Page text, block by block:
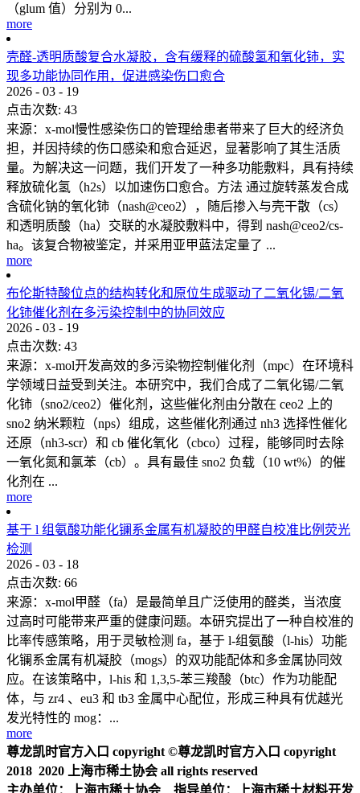
（glum 值）分别为 0...
more
壳醛-透明质酸复合水凝胶，含有缓释的硫酸氢和氧化铈，实
现多功能协同作用，促进感染伤口愈合
2026 - 03 - 19
点击次数: 43
来源：x-mol慢性感染伤口的管理给患者带来了巨大的经济负
担，并因持续的伤口感染和愈合延迟，显著影响了其生活质
量。为解决这一问题，我们开发了一种多功能敷料，具有持续
释放硫化氢（h2s）以加速伤口愈合。方法 通过旋转蒸发合成
含硫化钠的氧化铈（nash@ceo2），随后掺入与壳干散（cs）
和透明质酸（ha）交联的水凝胶敷料中，得到 nash@ceo2/cs-
ha。该复合物被鉴定，并采用亚甲蓝法定量了 ...
more
布伦斯特酸位点的结构转化和原位生成驱动了二氧化锡/二氧
化铈催化剂在多污染控制中的协同效应
2026 - 03 - 19
点击次数: 43
来源：x-mol开发高效的多污染物控制催化剂（mpc）在环境科
学领域日益受到关注。本研究中，我们合成了二氧化锡/二氧
化铈（sno2/ceo2）催化剂，这些催化剂由分散在 ceo2 上的
sno2 纳米颗粒（nps）组成，这些催化剂通过 nh3 选择性催化
还原（nh3-scr）和 cb 催化氧化（cbco）过程，能够同时去除
一氧化氮和氯苯（cb）。具有最佳 sno2 负载（10 wt%）的催
化剂在 ...
more
基于 l 组氨酸功能化镧系金属有机凝胶的甲醛自校准比例荧光
检测
2026 - 03 - 18
点击次数: 66
来源：x-mol甲醛（fa）是最简单且广泛使用的醛类，当浓度
过高时可能带来严重的健康问题。本研究提出了一种自校准的
比率传感策略，用于灵敏检测 fa，基于 l-组氨酸（l-his）功能
化镧系金属有机凝胶（mogs）的双功能配体和多金属协同效
应。在该策略中，l-his 和 1,3,5-苯三羧酸（btc）作为功能配
体，与 zr4 、eu3 和 tb3 金属中心配位，形成三种具有优越光
发光特性的 mog：...
more
尊龙凯时官方入口 copyright ©尊龙凯时官方入口 copyright
2018 2020 上海市稀土协会 all rights reserved
主办单位：上海市稀土协会 指导单位：上海市稀土材料开发